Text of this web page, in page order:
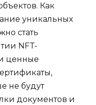
Как
уникальных
стать
NFT-
ценные
не будут
документов и